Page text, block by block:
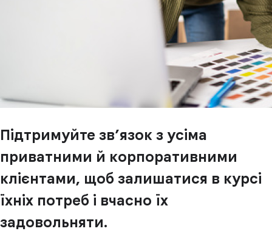
Підтримуйте зв’язок з усіма
приватними й корпоративними
клієнтами, щоб залишатися в курсі
їхніх потреб і вчасно їх
задовольняти.